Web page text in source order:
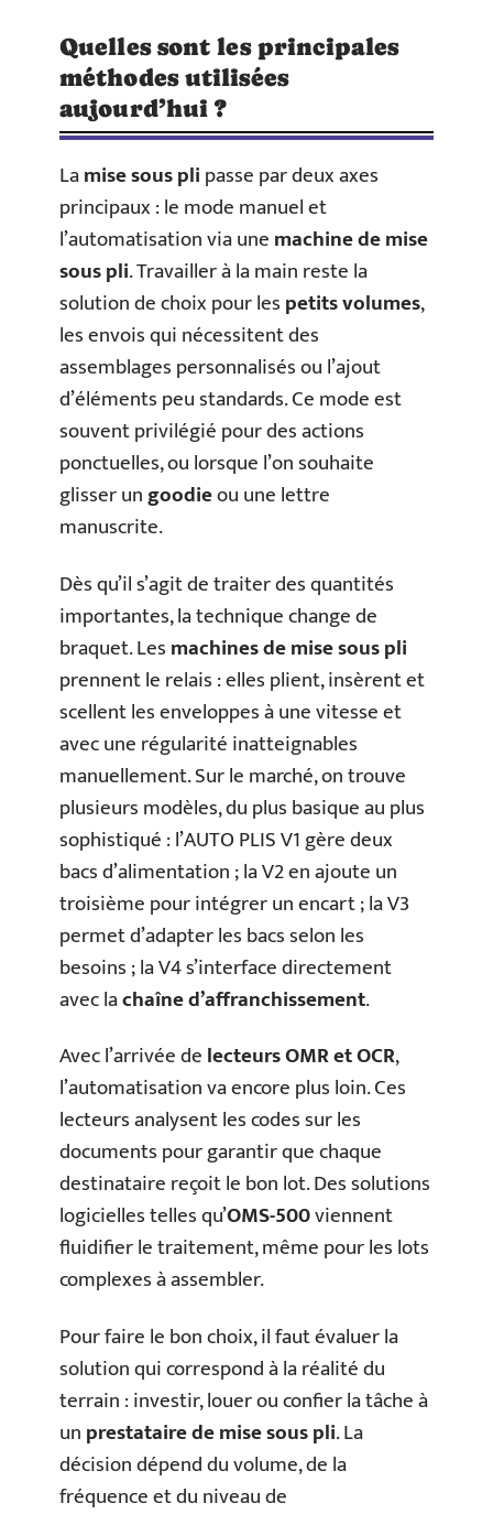
Quelles sont les principales
méthodes utilisées
aujourd’hui ?
Lamise sous plipasse par deux axes
principaux : le mode manuel et
l’automatisation via unemachine de mise
sous pli. Travailler à la main reste la
solution de choix pour lespetits volumes,
les envois qui nécessitent des
assemblages personnalisés ou l’ajout
d’éléments peu standards. Ce mode est
souvent privilégié pour des actions
ponctuelles, ou lorsque l’on souhaite
glisser ungoodieou une lettre
manuscrite.
Dès qu’il s’agit de traiter des quantités
importantes, la technique change de
braquet. Lesmachines de mise sous pli
prennent le relais : elles plient, insèrent et
scellent les enveloppes à une vitesse et
avec une régularité inatteignables
manuellement. Sur le marché, on trouve
plusieurs modèles, du plus basique au plus
sophistiqué : l’AUTO PLIS V1 gère deux
bacs d’alimentation ; la V2 en ajoute un
troisième pour intégrer un encart ; la V3
permet d’adapter les bacs selon les
besoins ; la V4 s’interface directement
avec lachaîne d’affranchissement.
Avec l’arrivée delecteurs OMR et OCR,
l’automatisation va encore plus loin. Ces
lecteurs analysent les codes sur les
documents pour garantir que chaque
destinataire reçoit le bon lot. Des solutions
logicielles telles qu’OMS-500viennent
fluidifier le traitement, même pour les lots
complexes à assembler.
Pour faire le bon choix, il faut évaluer la
solution qui correspond à la réalité du
terrain : investir, louer ou confier la tâche à
unprestataire de mise sous pli. La
décision dépend du volume, de la
fréquence et du niveau de